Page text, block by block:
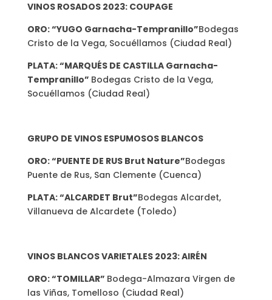
VINOS ROSADOS 2023: COUPAGE
ORO: “YUGO Garnacha-Tempranillo”Bodegas
Cristo de la Vega, Socuéllamos (Ciudad Real)
PLATA: “MARQUÉS DE CASTILLA Garnacha-
Tempranillo” Bodegas Cristo de la Vega,
Socuéllamos (Ciudad Real)
GRUPO DE VINOS ESPUMOSOS BLANCOS
ORO: “PUENTE DE RUS Brut Nature”Bodegas
Puente de Rus, San Clemente (Cuenca)
PLATA: “ALCARDET Brut”Bodegas Alcardet,
Villanueva de Alcardete (Toledo)
VINOS BLANCOS VARIETALES 2023: AIRÉN
ORO: “TOMILLAR” Bodega-Almazara Virgen de
las Viñas, Tomelloso (Ciudad Real)